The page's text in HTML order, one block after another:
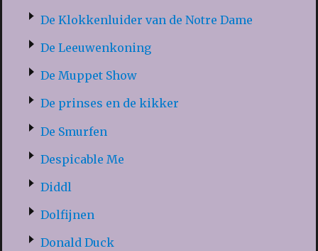
De Klokkenluider van de Notre Dame
De Leeuwenkoning
De Muppet Show
De prinses en de kikker
De Smurfen
Despicable Me
Diddl
Dolfijnen
Donald Duck